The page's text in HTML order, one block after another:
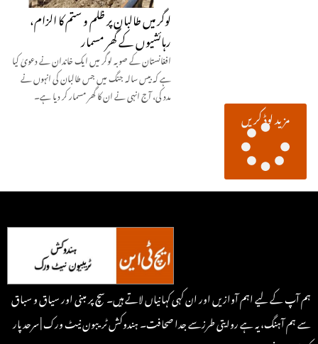
لوگر میں طالبان پر ظلم و ستم کا الزام،
رہائشیوں کے گھر مسمار
افغانستان کے صوبہ لوگر میں ایک خاندان نے دعویٰ کیا
ہے کہ بیس سالہ جنگ میں جس طالبان کی انہوں نے
مدد کی، آج انہی نے ان کا گھر مسمار کر دیا ہے۔
مزید لوڈ کریں
ہم آپ کے لیے اہم آوازیں اور ان کہی کہانیاں لاتے ہیں۔ سچ پر مبنی اور سیاق و سباق
سے ہم آہنگ، یہ ہے روایتی طرزسے جدا صحافت۔ ہندوکش ٹریبون نیٹ ورک | سرحد پار